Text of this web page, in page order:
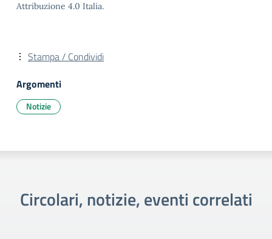
Attribuzione 4.0 Italia.
Stampa / Condividi
Argomenti
Notizie
Circolari, notizie, eventi correlati